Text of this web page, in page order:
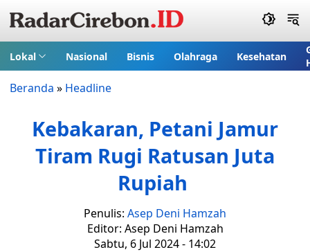
Lokal Nasional Bisnis Olahraga Kesehatan
Beranda » Headline
Kebakaran, Petani Jamur
Tiram Rugi Ratusan Juta
Rupiah
Penulis: Asep Deni Hamzah
Editor: Asep Deni Hamzah
Sabtu, 6 Jul 2024 - 14:02